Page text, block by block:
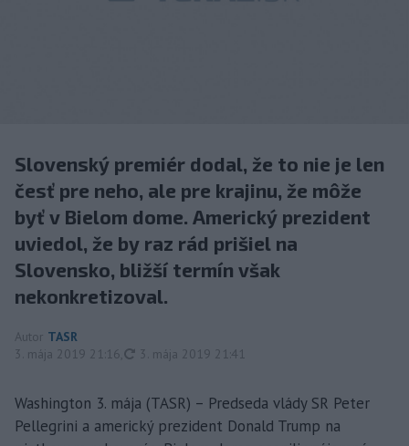
Slovenský premiér dodal, že to nie je len
česť pre neho, ale pre krajinu, že môže
byť v Bielom dome. Americký prezident
uviedol, že by raz rád prišiel na
Slovensko, bližší termín však
nekonkretizoval.
Autor TASR
3. mája 2019 21:16
aktualizované
3. mája 2019 21:41
Washington 3. mája (TASR) – Predseda vlády SR Peter
Pellegrini a americký prezident Donald Trump na